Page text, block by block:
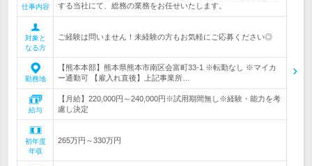
仕事内容
する当社にて、総務の業務をお任せいたします。
対象と
なる方
ご経験は問いません！未経験の方もお気軽にご応募ください◎
勤務地
【熊本本部】熊本県熊本市南区会富町33-1 ※転勤なし ※マイカ
ー通勤可 【雇入れ直後】上記事業所…
給与
【月給】220,000円～240,000円※試用期間無し※経験・能力を考
慮し決定
初年度
年収
265万円～330万円